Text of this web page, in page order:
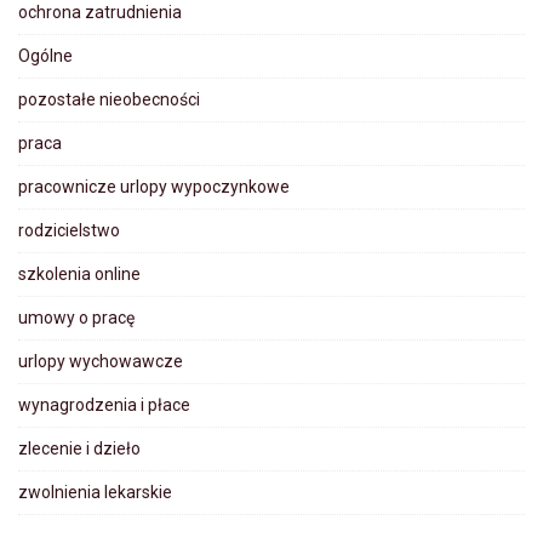
ochrona zatrudnienia
Ogólne
pozostałe nieobecności
praca
pracownicze urlopy wypoczynkowe
rodzicielstwo
szkolenia online
umowy o pracę
urlopy wychowawcze
wynagrodzenia i płace
zlecenie i dzieło
zwolnienia lekarskie